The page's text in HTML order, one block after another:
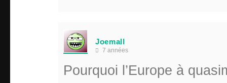
Joemall
7 années
Pourquoi l’Europe à